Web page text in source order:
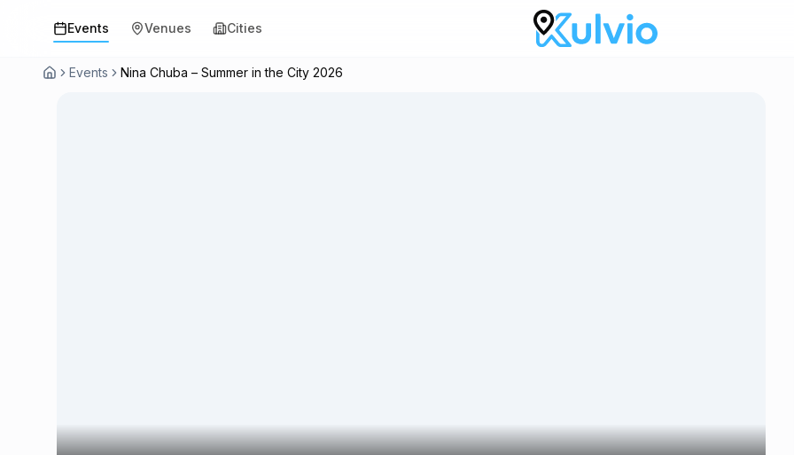
Events Venues Cities
Events Nina Chuba – Summer in the City 2026